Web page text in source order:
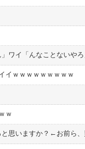
イｗｗｗｗｗｗｗｗｗ
ｗ